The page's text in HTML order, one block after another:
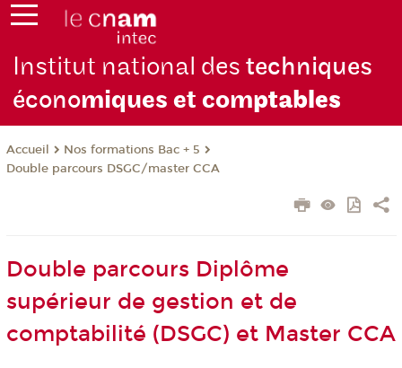
Institut national destechniques
économiques et comptables
Accueil
Nos formations Bac + 5
Double parcours DSGC/master CCA
Double parcours Diplôme
supérieur de gestion et de
comptabilité (DSGC) et Master CCA